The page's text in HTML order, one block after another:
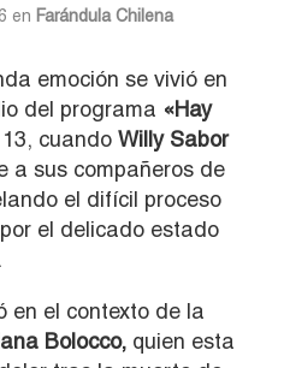
en Farándula Chilena
emoción se vivió en
del programa «Hay
cuando Willy Sabor
a sus compañeros de
el difícil proceso
el delicado estado
en el contexto de la
Bolocco, quien esta